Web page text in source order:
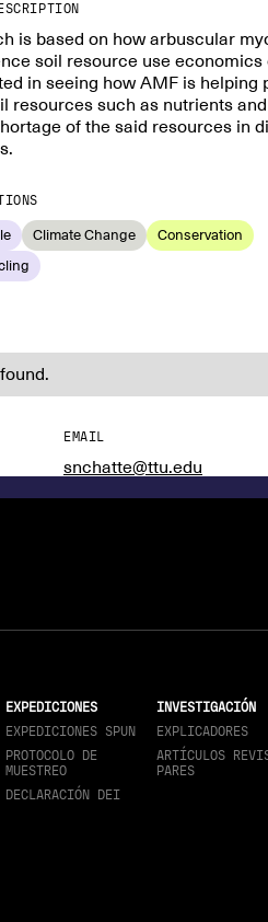
is based on how arbuscular
soil resource use economics
in seeing how AMF is helping
resources such as nutrients
of the said resources in
Climate Change
Conservation
EMAIL
snchatte@ttu.edu
EXPEDICIONES
EXPEDICIONES SPUN
PROTOCOLO DE
MUESTREO
DECLARACIÓN DEI
INVESTIGACIÓN
EXPLICADORES
ARTÍCULOS
PARES